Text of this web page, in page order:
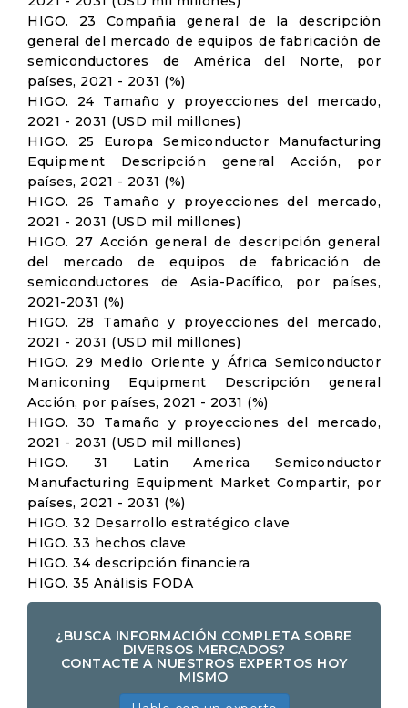
HIGO. 23 Compañía general de la descripción
general del mercado de equipos de fabricación de
semiconductores de América del Norte, por
países, 2021 - 2031 (%)
HIGO. 24 Tamaño y proyecciones del mercado,
2021 - 2031 (USD mil millones)
HIGO. 25 Europa Semiconductor Manufacturing
Equipment Descripción general Acción, por
países, 2021 - 2031 (%)
HIGO. 26 Tamaño y proyecciones del mercado,
2021 - 2031 (USD mil millones)
HIGO. 27 Acción general de descripción general
del mercado de equipos de fabricación de
semiconductores de Asia-Pacífico, por países,
2021-2031 (%)
HIGO. 28 Tamaño y proyecciones del mercado,
2021 - 2031 (USD mil millones)
HIGO. 29 Medio Oriente y África Semiconductor
Maniconing Equipment Descripción general
Acción, por países, 2021 - 2031 (%)
HIGO. 30 Tamaño y proyecciones del mercado,
2021 - 2031 (USD mil millones)
HIGO. 31 Latin America Semiconductor
Manufacturing Equipment Market Compartir, por
países, 2021 - 2031 (%)
HIGO. 32 Desarrollo estratégico clave
HIGO. 33 hechos clave
HIGO. 34 descripción financiera
HIGO. 35 Análisis FODA
¿BUSCA INFORMACIÓN COMPLETA SOBRE
DIVERSOS MERCADOS?
CONTACTE A NUESTROS EXPERTOS HOY
MISMO